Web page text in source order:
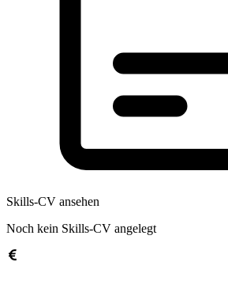
Skills-CV ansehen
Noch kein Skills-CV angelegt